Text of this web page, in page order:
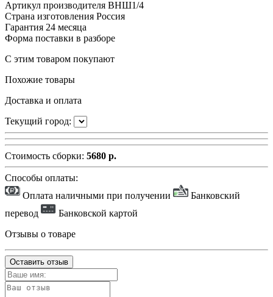
Артикул производителя ВНШ1/4
Страна изготовления Россия
Гарантия 24 месяца
Форма поставки в разборе
С этим товаром покупают
Похожие товары
Доставка и оплата
Текущий город:
Стоимость сборки: 5680 р.
Способы оплаты:
Оплата наличными при получении
Банковский
перевод
Банковской картой
Отзывы о товаре
Оставить отзыв